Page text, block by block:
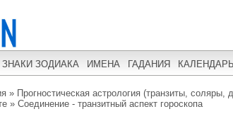
ЗНАКИ ЗОДИАКА ИМЕНА ГАДАНИЯ КАЛЕНДАРЬ
» Прогностическая астрология (транзиты, соляры,
» Соединение - транзитный аспект гороскопа